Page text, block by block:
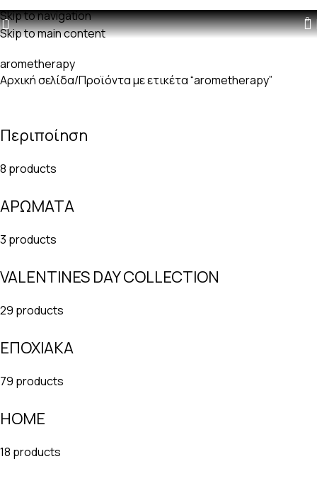
Skip to navigation
Skip to main content
0
arometherapy
Αρχική σελίδα Προϊόντα με ετικέτα “arometherapy”
Περιποίηση
8 products
ΑΡΩΜΑΤΑ
3 products
VALENTINES DAY COLLECTION
29 products
ΕΠΟΧΙΑΚΑ
79 products
HOME
18 products